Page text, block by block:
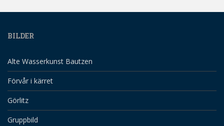
BILDER
Alte Wasserkunst Bautzen
Förvår i kärret
Görlitz
Gruppbild